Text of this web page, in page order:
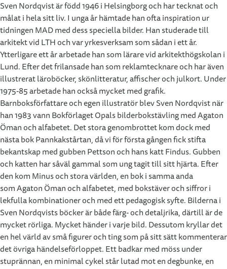
Sven Nordqvist är född 1946 i Helsingborg och har tecknat och
målat i hela sitt liv. I unga år hämtade han ofta inspiration ur
tidningen MAD med dess speciella bilder. Han studerade till
arkitekt vid LTH och var yrkesverksam som sådan i ett år.
Ytterligare ett år arbetade han som lärare vid arkitekthögskolan i
Lund. Efter det frilansade han som reklamtecknare och har även
illustrerat läroböcker, skönlitteratur, affischer och julkort. Under
1975-85 arbetade han också mycket med grafik.
Barnboksförfattare och egen illustratör blev Sven Nordqvist när
han 1983 vann Bokförlaget Opals bilderbokstävling med Agaton
Öman och alfabetet. Det stora genombrottet kom dock med
nästa bok Pannkakstårtan, då vi för första gången fick stifta
bekantskap med gubben Pettson och hans katt Findus. Gubben
och katten har såväl gammal som ung tagit till sitt hjärta. Efter
den kom Minus och stora världen, en bok i samma anda
som Agaton Öman och alfabetet, med bokstäver och siffror i
lekfulla kombinationer och med ett pedagogisk syfte. Bilderna i
Sven Nordqvists böcker är både färg- och detaljrika, därtill är de
mycket rörliga. Mycket händer i varje bild. Dessutom kryllar det
en hel värld av små figurer och ting som på sitt sätt kommenterar
det övriga händelseförloppet. Ett badkar med möss under
stuprännan, en minimal cykel står lutad mot en degbunke, en